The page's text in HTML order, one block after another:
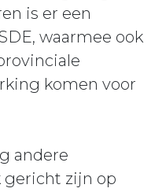
is er een
waarmee ook
komen voor
andere
gericht zijn op